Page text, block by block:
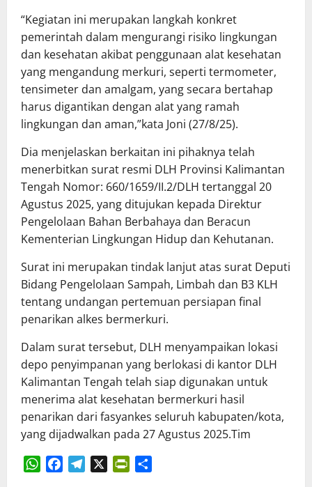
“Kegiatan ini merupakan langkah konkret
pemerintah dalam mengurangi risiko lingkungan
dan kesehatan akibat penggunaan alat kesehatan
yang mengandung merkuri, seperti termometer,
tensimeter dan amalgam, yang secara bertahap
harus digantikan dengan alat yang ramah
lingkungan dan aman,”kata Joni (27/8/25).
Dia menjelaskan berkaitan ini pihaknya telah
menerbitkan surat resmi DLH Provinsi Kalimantan
Tengah Nomor: 660/1659/II.2/DLH tertanggal 20
Agustus 2025, yang ditujukan kepada Direktur
Pengelolaan Bahan Berbahaya dan Beracun
Kementerian Lingkungan Hidup dan Kehutanan.
Surat ini merupakan tindak lanjut atas surat Deputi
Bidang Pengelolaan Sampah, Limbah dan B3 KLH
tentang undangan pertemuan persiapan final
penarikan alkes bermerkuri.
Dalam surat tersebut, DLH menyampaikan lokasi
depo penyimpanan yang berlokasi di kantor DLH
Kalimantan Tengah telah siap digunakan untuk
menerima alat kesehatan bermerkuri hasil
penarikan dari fasyankes seluruh kabupaten/kota,
yang dijadwalkan pada 27 Agustus 2025.Tim